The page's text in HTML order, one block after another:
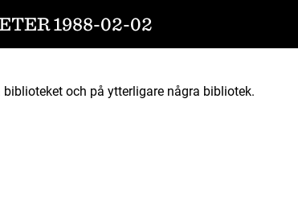
1988-02-02
och på ytterligare några bibliotek.